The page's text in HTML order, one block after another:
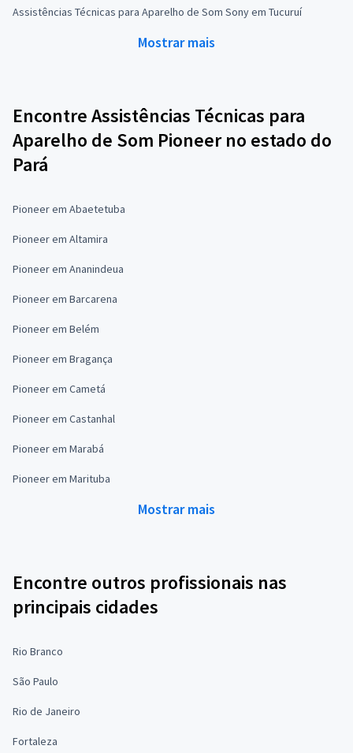
Assistências Técnicas para Aparelho de Som Sony em Tucuruí
Mostrar mais
Encontre Assistências Técnicas para
Aparelho de Som Pioneer no estado do
Pará
Pioneer em Abaetetuba
Pioneer em Altamira
Pioneer em Ananindeua
Pioneer em Barcarena
Pioneer em Belém
Pioneer em Bragança
Pioneer em Cametá
Pioneer em Castanhal
Pioneer em Marabá
Pioneer em Marituba
Mostrar mais
Encontre outros profissionais nas
principais cidades
Rio Branco
São Paulo
Rio de Janeiro
Fortaleza